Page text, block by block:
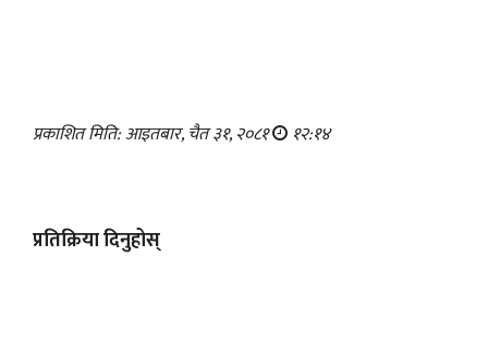
प्रकाशित मिति: आइतबार, चैत ३१, २०८१ १२:१४
प्रतिक्रिया दिनुहोस्